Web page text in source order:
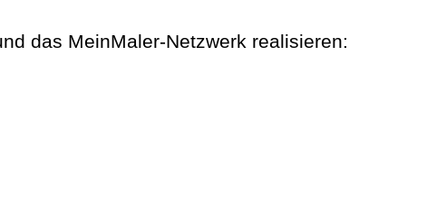
das MeinMaler-Netzwerk realisieren: